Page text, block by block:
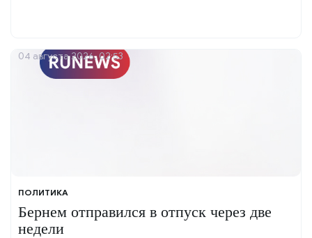
ПОЛИТИКА
Бернем отправился в отпуск через две
недели
04 августа 2026, 02:53